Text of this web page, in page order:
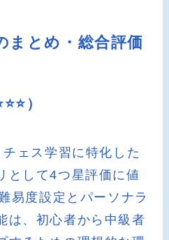
とめ・総合評価
）
ェス学習に特化した
として4つ星評価に値
易度設定とパーソナラ
は、初心者から中級者